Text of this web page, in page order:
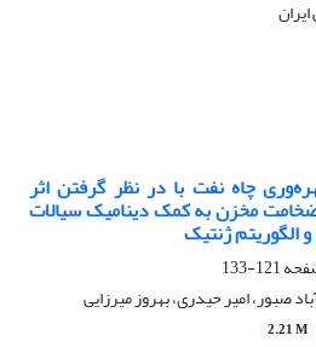
چاه نفت با در نظر گرفتن اثر
مخزن به کمک دینامیک سیالات
ژنتیک
121-133
صبور، امیر حیدری، بهروز میرزایی
2.21 M